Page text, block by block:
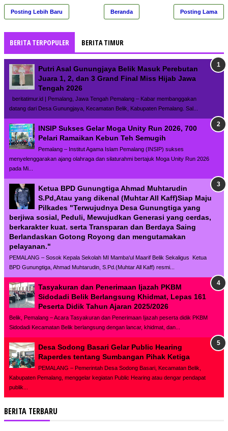
Posting Lebih Baru Posting Lama
Beranda
BERITA TERPOPULER BERITA TIMUR
Putri Asal Gunungjaya Belik Masuk Perebutan
Juara 1, 2, dan 3 Grand Final Miss Hijab Jawa
Tengah 2026
beritatimur.id | Pemalang, Jawa Tengah Pemalang – Kabar membanggakan
datang dari Desa Gunungjaya, Kecamatan Belik, Kabupaten Pemalang. Sal...
INSIP Sukses Gelar Moga Unity Run 2026, 700
Pelari Ramaikan Kebun Teh Semugih
Pemalang – Institut Agama Islam Pemalang (INSIP) sukses
menyelenggarakan ajang olahraga dan silaturahmi bertajuk Moga Unity Run 2026
pada Mi...
Ketua BPD Gunungtiga Ahmad Muhtarudin
S.Pd,Atau yang dikenal (Muhtar All Kaff)Siap Maju
Pilkades "Terwujudnya Desa Gunungtiga yang
berjiwa sosial, Peduli, Mewujudkan Generasi yang cerdas,
berkarakter kuat. serta Transparan dan Berdaya Saing
Berlandaskan Gotong Royong dan mengutamakan
pelayanan."
PEMALANG – Sosok Kepala Sekolah MI Mamba'ul Maarif Belik Sekaligus Ketua
BPD Gunungtiga, Ahmad Muhtarudin, S.Pd.(Muhtar All Kaff) resmi...
Tasyakuran dan Penerimaan Ijazah PKBM
Sidodadi Belik Berlangsung Khidmat, Lepas 161
Peserta Didik Tahun Ajaran 2025/2026
Belik, Pemalang – Acara Tasyakuran dan Penerimaan Ijazah peserta didik PKBM
Sidodadi Kecamatan Belik berlangsung dengan lancar, khidmat, dan...
Desa Sodong Basari Gelar Public Hearing
Raperdes tentang Sumbangan Pihak Ketiga
PEMALANG – Pemerintah Desa Sodong Basari, Kecamatan Belik,
Kabupaten Pemalang, menggelar kegiatan Public Hearing atau dengar pendapat
publik...
BERITA TERBARU